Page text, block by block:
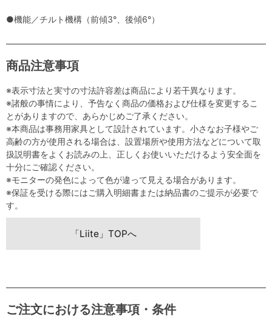
●機能／チルト機構（前傾3°、後傾6°）
商品注意事項
※表示寸法と実寸の寸法許容差は商品により若干異なります。
※諸般の事情により、予告なく商品の価格および仕様を変更するこ
とがありますので、あらかじめご了承ください。
※本商品は事務用家具として設計されています。小さなお子様やご
高齢の方が使用される場合は、設置場所や使用方法などについて取
扱説明書をよくお読みの上、正しくお使いいただけるよう安全面を
十分にご確認ください。
※モニターの発色によって色が違って見える場合があります。
※保証を受ける際にはご購入明細書または納品書のご提示が必要で
す。
「Liite」TOPへ
ご注文における注意事項・条件